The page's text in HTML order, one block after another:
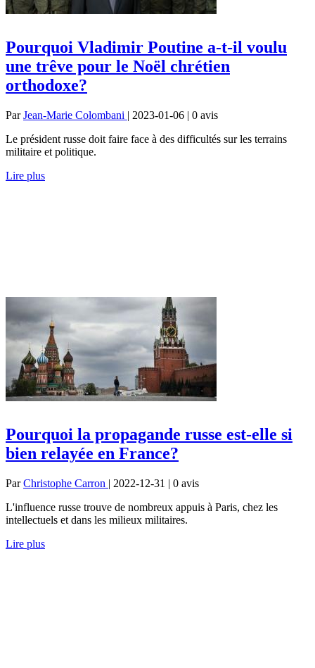
Pourquoi Vladimir Poutine a-t-il voulu
une trêve pour le Noël chrétien
orthodoxe?
ParJean-Marie Colombani | 2023-01-06 | 0 avis
Le président russe doit faire face à des difficultés sur les terrains
militaire et politique.
Lire plus
Pourquoi la propagande russe est-elle si
bien relayée en France?
ParChristophe Carron | 2022-12-31 | 0 avis
L'influence russe trouve de nombreux appuis à Paris, chez les
intellectuels et dans les milieux militaires.
Lire plus